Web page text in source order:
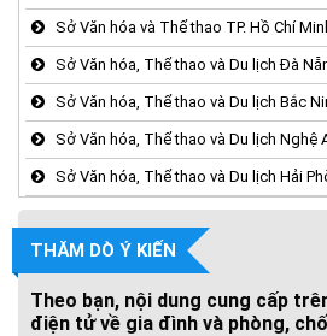
Sở Văn hóa và Thể thao TP. Hồ Chí
Sở Văn hóa, Thể thao và Du lịch Đà
Sở Văn hóa, Thể thao và Du lịch Bắc
Sở Văn hóa, Thể thao và Du lịch Nghệ
Sở Văn hóa, Thể thao và Du lịch Hải
THĂM DÒ Ý KIẾN
Theo bạn, nội dung cung cấp
điện tử về gia đình và phòng,